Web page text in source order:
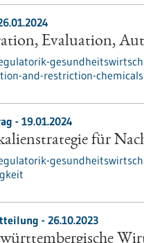
Evaluation,
and-restriction-chemicals
- 19.01.2024
für
- 26.10.2023